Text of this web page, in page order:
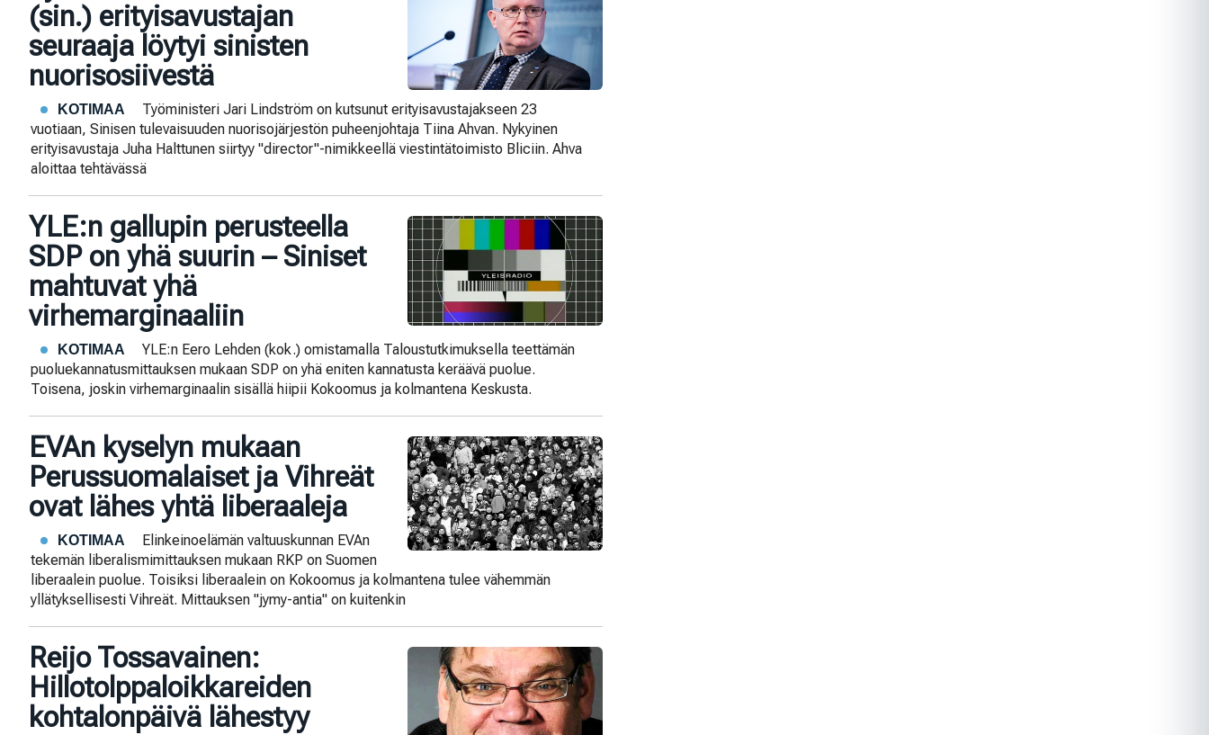
(sin.) erityisavustajan
seuraaja löytyi sinisten
nuorisosiivestä
KOTIMAA
Työministeri Jari Lindström on kutsunut erityisavustajakseen 23
vuotiaan, Sinisen tulevaisuuden nuorisojärjestön puheenjohtaja Tiina Ahvan. Nykyinen
erityisavustaja Juha Halttunen siirtyy "director"-nimikkeellä viestintätoimisto Bliciin. Ahva
aloittaa tehtävässä
YLE:n gallupin perusteella
SDP on yhä suurin – Siniset
mahtuvat yhä
virhemarginaaliin
KOTIMAA
YLE:n Eero Lehden (kok.) omistamalla Taloustutkimuksella teettämän
puoluekannatusmittauksen mukaan SDP on yhä eniten kannatusta keräävä puolue.
Toisena, joskin virhemarginaalin sisällä hiipii Kokoomus ja kolmantena Keskusta.
EVAn kyselyn mukaan
Perussuomalaiset ja Vihreät
ovat lähes yhtä liberaaleja
KOTIMAA
Elinkeinoelämän valtuuskunnan EVAn
tekemän liberalismimittauksen mukaan RKP on Suomen
liberaalein puolue. Toisiksi liberaalein on Kokoomus ja kolmantena tulee vähemmän
yllätyksellisesti Vihreät. Mittauksen "jymy-antia" on kuitenkin
Reijo Tossavainen:
Hillotolppaloikkareiden
kohtalonpäivä lähestyy